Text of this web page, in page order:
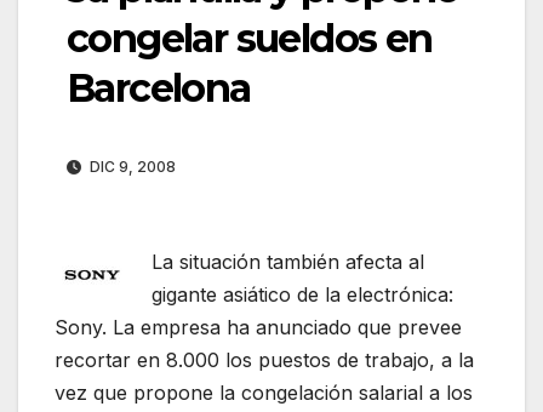
congelar sueldos en
Barcelona
DIC 9, 2008
La situación también afecta al
gigante asiático de la electrónica:
Sony. La empresa ha anunciado que prevee
recortar en 8.000 los puestos de trabajo, a la
vez que propone la congelación salarial a los